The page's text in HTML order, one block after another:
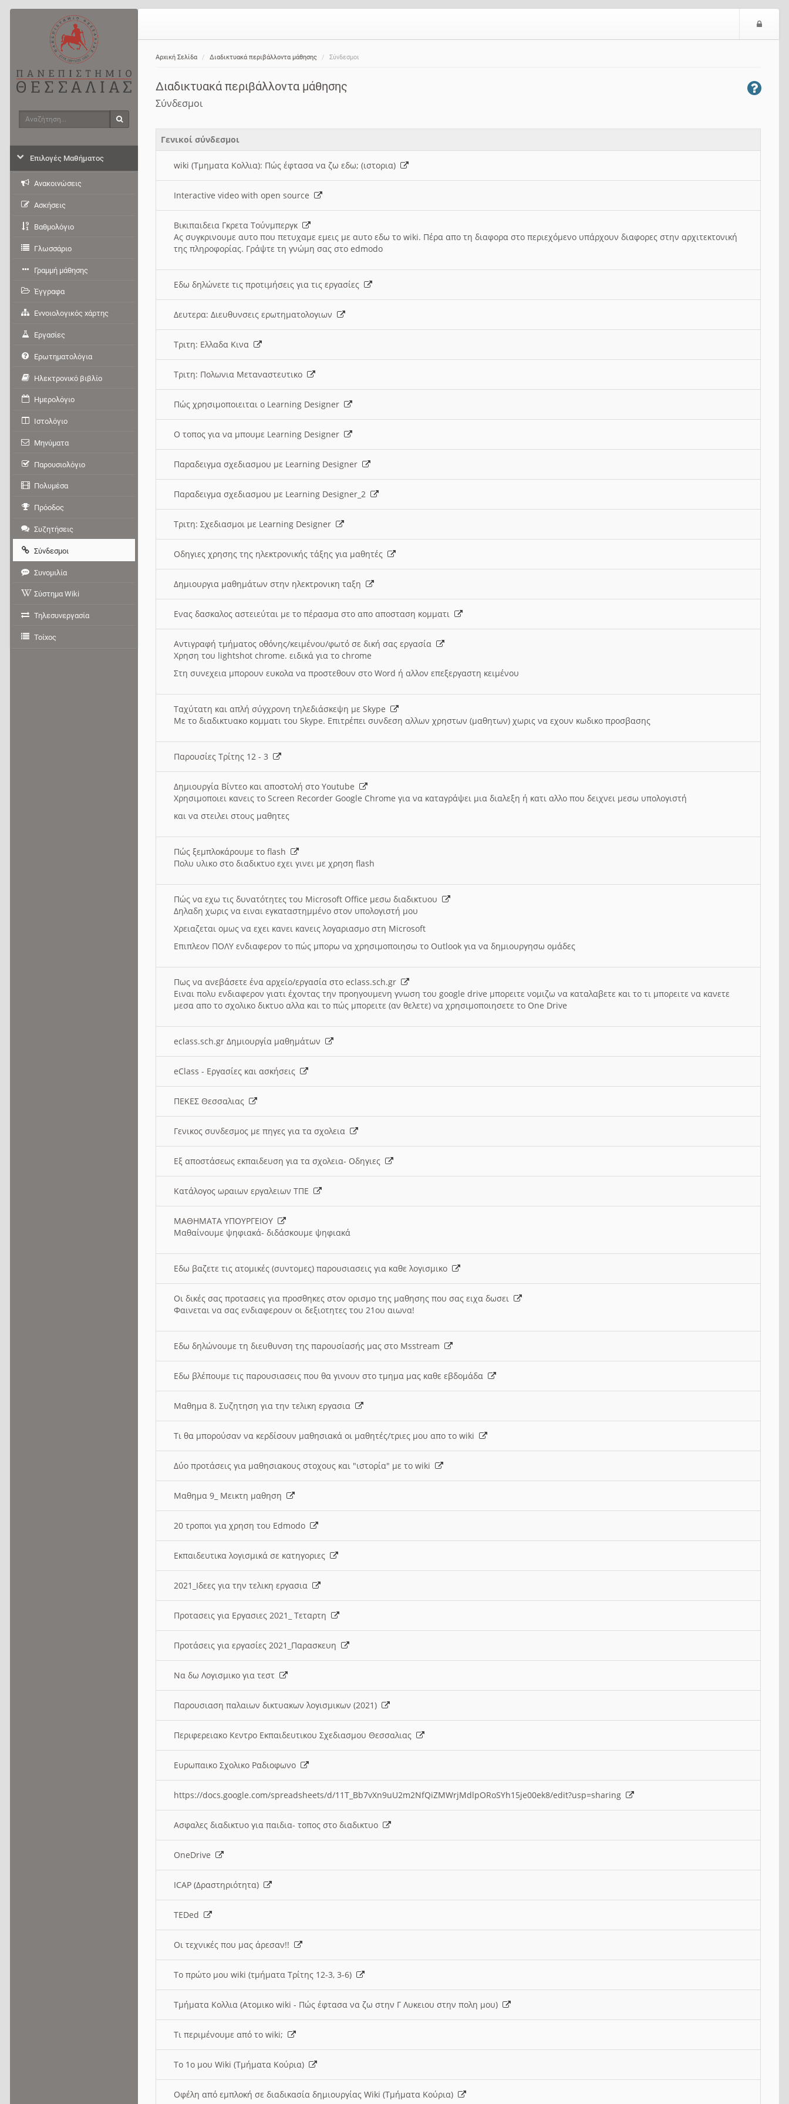
Αρχική Σελίδα Διαδικτυακά περιβάλλοντα μάθησης Σύνδεσμοι
Διαδικτυακά περιβάλλοντα μάθησης
Σύνδεσμοι
Γενικοί σύνδεσμοι
wiki (Τμηματα Κολλια): Πώς έφτασα να ζω εδω; (ιστορια)
Interactive video with open source
Βικιπαιδεια Γκρετα Τούνμπεργκ
Ας συγκρινουμε αυτο που πετυχαμε εμεις με αυτο εδω το wiki. Πέρα απο τη διαφορα στο περιεχόμενο υπάρχουν διαφορες στην αρχιτεκτονική
της πληροφορίας. Γράψτε τη γνώμη σας στο edmodo
Εδω δηλώνετε τις προτιμήσεις για τις εργασίες
Δευτερα: Διευθυνσεις ερωτηματολογιων
Τριτη: Ελλαδα Κινα
Τριτη: Πολωνια Μεταναστευτικο
Πώς χρησιμοποιειται ο Learning Designer
O τοπος για να μπουμε Learning Designer
Παραδειγμα σχεδιασμου με Learning Designer
Παραδειγμα σχεδιασμου με Learning Designer_2
Τριτη: Σχεδιασμοι με Learning Designer
Οδηγιες χρησης της ηλεκτρονικής τάξης για μαθητές
Δημιουργια μαθημάτων στην ηλεκτρονικη ταξη
Ενας δασκαλος αστειεύται με το πέρασμα στο απο αποσταση κομματι
Αντιγραφή τμήματος οθόνης/κειμένου/φωτό σε δική σας εργασία
Χρηση του lightshot chrome. ειδικά για το chrome
Στη συνεχεια μπορουν ευκολα να προστεθουν στο Word ή αλλον επεξεργαστη κειμένου
Ταχύτατη και απλή σύγχρονη τηλεδιάσκεψη με Skype
Με το διαδικτυακο κομματι του Skype. Επιτρέπει συνδεση αλλων χρηστων (μαθητων) χωρις να εχουν κωδικο προσβασης
Παρουσίες Τρίτης 12 - 3
Δημιουργία Βίντεο και αποστολή στο Youtube
Χρησιμοποιει κανεις το Screen Recorder Google Chrome για να καταγράψει μια διαλεξη ή κατι αλλο που δειχνει μεσω υπολογιστή
και να στειλει στους μαθητες
Πώς ξεμπλοκάρουμε το flash
Πολυ υλικο στο διαδικτυο εχει γινει με χρηση flash
Πώς να εχω τις δυνατότητες του Microsoft Office μεσω διαδικτυου
Δηλαδη χωρις να ειναι εγκαταστημμένο στον υπολογιστή μου
Χρειαζεται ομως να εχει κανει κανεις λογαριασμο στη Microsoft
Επιπλεον ΠΟΛΥ ενδιαφερον το πώς μπορω να χρησιμοποιησω το Outlook για να δημιουργησω ομάδες
Πως να ανεβάσετε ένα αρχείο/εργασία στο eclass.sch.gr
Ειναι πολυ ενδιαφερον γιατι έχοντας την προηγουμενη γνωση του google drive μπορειτε νομιζω να καταλαβετε και το τι μπορειτε να κανετε
μεσα απο το σχολικο δικτυο αλλα και το πώς μπορειτε (αν θελετε) να χρησιμοποιησετε το One Drive
eclass.sch.gr Δημιουργία μαθημάτων
eClass - Εργασίες και ασκήσεις
ΠΕΚΕΣ Θεσσαλιας
Γενικος συνδεσμος με πηγες για τα σχολεια
Εξ αποστάσεως εκπαιδευση για τα σχολεια- Οδηγιες
Κατάλογος ωραιων εργαλειων ΤΠΕ
ΜΑΘΗΜΑΤΑ ΥΠΟΥΡΓΕΙΟΥ
Μαθαίνουμε ψηφιακά- διδάσκουμε ψηφιακά
Εδω βαζετε τις ατομικές (συντομες) παρουσιασεις για καθε λογισμικο
Οι δικές σας προτασεις για προσθηκες στον ορισμο της μαθησης που σας ειχα δωσει
Φαινεται να σας ενδιαφερουν οι δεξιοτητες του 21ου αιωνα!
Εδω δηλώνουμε τη διευθυνση της παρουσίασής μας στο Msstream
Εδω βλέπουμε τις παρουσιασεις που θα γινουν στο τμημα μας καθε εβδομάδα
Μαθημα 8. Συζητηση για την τελικη εργασια
Τι θα μπορούσαν να κερδίσουν μαθησιακά οι μαθητές/τριες μου απο το wiki
Δύο προτάσεις για μαθησιακους στοχους και "ιστορία" με το wiki
Μαθημα 9_ Μεικτη μαθηση
20 τροποι για χρηση του Edmodo
Εκπαιδευτικα λογισμικά σε κατηγοριες
2021_Ιδεες για την τελικη εργασια
Προτασεις για Εργασιες 2021_ Τεταρτη
Προτάσεις για εργασίες 2021_Παρασκευη
Να δω Λογισμικο για τεστ
Παρουσιαση παλαιων δικτυακων λογισμικων (2021)
Περιφερειακο Κεντρο Εκπαιδευτικου Σχεδιασμου Θεσσαλιας
Ευρωπαικο Σχολικο Ραδιοφωνο
https://docs.google.com/spreadsheets/d/11T_Bb7vXn9uU2m2NfQiZMWrjMdlpORoSYh15je00ek8/edit?usp=sharing
Ασφαλες διαδικτυο για παιδια- τοπος στο διαδικτυο
OneDrive
ICAP (Δραστηριότητα)
TEDed
Οι τεχνικές που μας άρεσαν!!
Το πρώτο μου wiki (τμήματα Τρίτης 12-3, 3-6)
Τμήματα Κολλια (Ατομικο wiki - Πώς έφτασα να ζω στην Γ Λυκειου στην πολη μου)
Τι περιμένουμε από το wiki;
Το 1ο μου Wiki (Τμήματα Κούρια)
Οφέλη από εμπλοκή σε διαδικασία δημιουργίας Wiki (Τμήματα Κούρια)
Αναζήτηση
Επιλογές Μαθήματος
Ανακοινώσεις
Ασκήσεις
Βαθμολόγιο
Γλωσσάριο
Γραμμή μάθησης
Έγγραφα
Εννοιολογικός χάρτης
Εργασίες
Ερωτηματολόγια
Ηλεκτρονικό βιβλίο
Ημερολόγιο
Ιστολόγιο
Μηνύματα
Παρουσιολόγιο
Πολυμέσα
Πρόοδος
Συζητήσεις
Σύνδεσμοι
Συνομιλία
Σύστημα Wiki
Τηλεσυνεργασία
Τοίχος